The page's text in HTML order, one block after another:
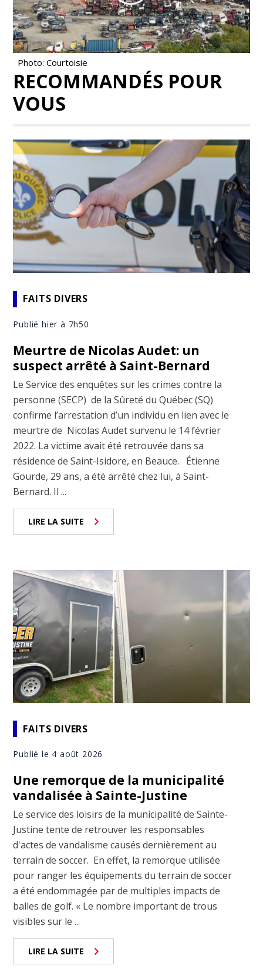
Photo: Courtoisie
RECOMMANDÉS POUR
VOUS
FAITS DIVERS
Publié hier à 7h50
Meurtre de Nicolas Audet: un
suspect arrêté à Saint-Bernard
Le Service des enquêtes sur les crimes contre la
personne (SECP) de la Sûreté du Québec (SQ)
confirme l’arrestation d’un individu en lien avec le
meurtre de Nicolas Audet survenu le 14 février
2022. La victime avait été retrouvée dans sa
résidence de Saint-Isidore, en Beauce. Étienne
Gourde, 29 ans, a été arrêté chez lui, à Saint-
Bernard. Il ...
LIRE LA SUITE
FAITS DIVERS
Publié le 4 août 2026
Une remorque de la municipalité
vandalisée à Sainte-Justine
Le service des loisirs de la municipalité de Sainte-
Justine tente de retrouver les responsables
d'actes de vandalisme causés dernièrement au
terrain de soccer. En effet, la remorque utilisée
pour ranger les équipements du terrain de soccer
a été endommagée par de multiples impacts de
balles de golf. « Le nombre important de trous
visibles sur le ...
LIRE LA SUITE